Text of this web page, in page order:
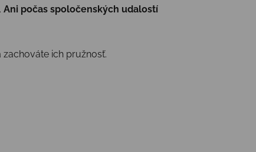
Ani počas spoločenských udalostí
ich pružnosť.